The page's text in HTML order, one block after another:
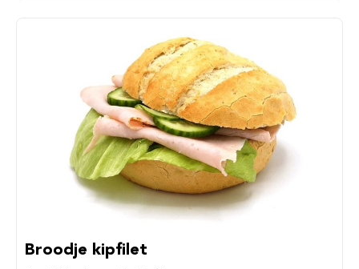
Broodje kipfilet